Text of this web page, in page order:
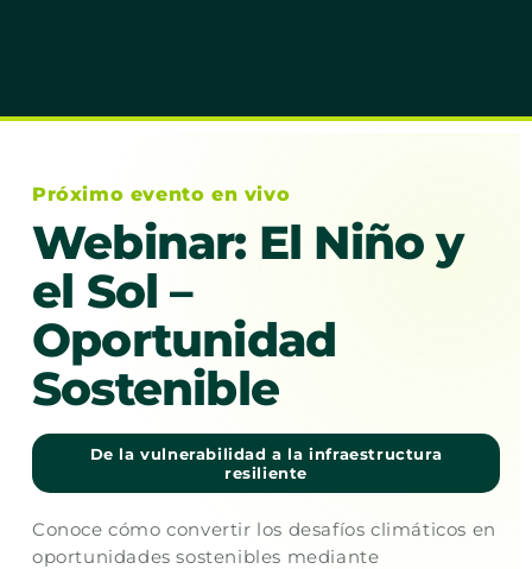
Próximo evento en vivo
Webinar: El Niño y
el Sol –
Oportunidad
Sostenible
De la vulnerabilidad a la infraestructura
resiliente
Conoce cómo convertir los desafíos climáticos en
oportunidades sostenibles mediante